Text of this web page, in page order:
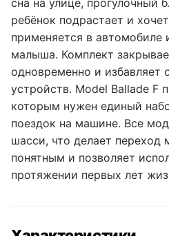
сна на улице, прогулочный
ребёнок подрастает и
применяется в автомобиле
малыша. Комплект
одновременно и избавляет
устройств. Model Ballade F
которым нужен единый
поездок на машине. Все
шасси, что делает
понятным и позволяет
протяжении первых лет